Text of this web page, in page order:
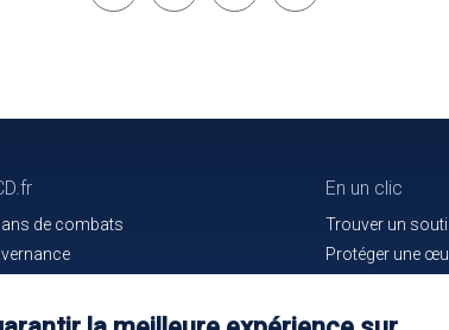
de combats
de presse
En un clic
Trouver un
Protéger une
La maison des
Alertes